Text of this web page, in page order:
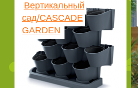
Вертикальный
сад/CASCADE
GARDEN